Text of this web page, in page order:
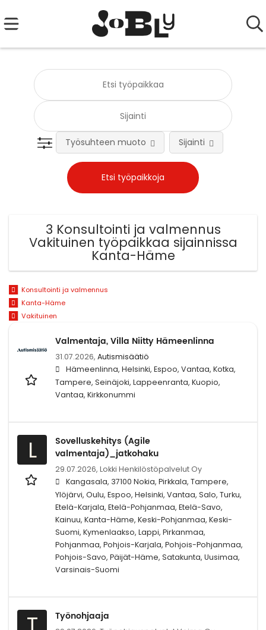
Työsuhteen muoto Sijainti
3 Konsultointi ja valmennus
Vakituinen työpaikkaa sijainnissa
Kanta-Häme
Konsultointi ja valmennus
Kanta-Häme
Vakituinen
Valmentaja, Villa Niitty Hämeenlinna
31.07.2026, Autismisäätiö
Hämeenlinna, Helsinki, Espoo, Vantaa, Kotka,
Tampere, Seinäjoki, Lappeenranta, Kuopio,
Vantaa, Kirkkonummi
L
Sovelluskehitys (Agile
valmentaja)_jatkohaku
29.07.2026, Lokki Henkilöstöpalvelut Oy
Kangasala, 37100 Nokia, Pirkkala, Tampere,
Ylöjärvi, Oulu, Espoo, Helsinki, Vantaa, Salo, Turku,
Etelä-Karjala, Etelä-Pohjanmaa, Etelä-Savo,
Kainuu, Kanta-Häme, Keski-Pohjanmaa, Keski-
Suomi, Kymenlaakso, Lappi, Pirkanmaa,
Pohjanmaa, Pohjois-Karjala, Pohjois-Pohjanmaa,
Pohjois-Savo, Päijät-Häme, Satakunta, Uusimaa,
Varsinais-Suomi
Työnohjaaja